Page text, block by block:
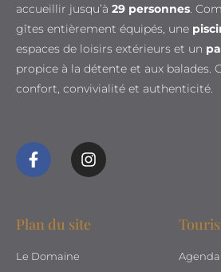
accueillir jusqu’à 29 personnes.
gîtes entièrement équipés, une
espaces de loisirs extérieurs et un
propice à la détente et aux balades.
confort, convivialité et authenticité.
Plan du site
Le Domaine
Agenda